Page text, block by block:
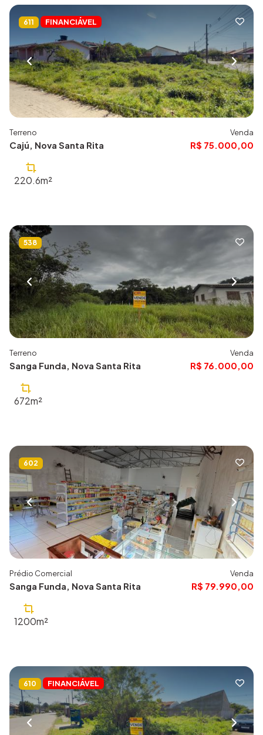
611 FINANCIÁVEL
Terreno
Cajú, Nova Santa Rita
Venda
R$ 75.000,00
220.6m²
538
Terreno
Sanga Funda, Nova Santa Rita
Venda
R$ 76.000,00
672m²
602
Prédio Comercial
Sanga Funda, Nova Santa Rita
Venda
R$ 79.990,00
1200m²
610 FINANCIÁVEL